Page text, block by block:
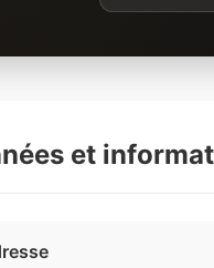
et